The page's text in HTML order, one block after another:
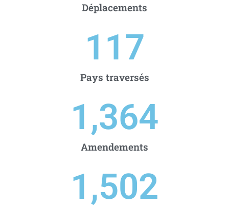
Déplacements
Pays traversés
117
Amendements
1,364
1,502